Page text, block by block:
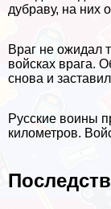
дубраву, на них
Враг не ожидал
войсках врага.
снова и
Русские воины
километров.